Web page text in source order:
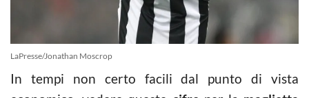
LaPresse/Jonathan Moscrop
In tempi non certo facili dal punto di vista